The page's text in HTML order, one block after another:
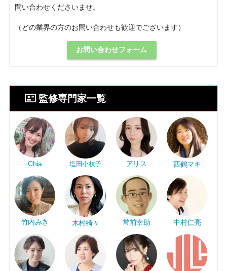
問い合わせくださいませ。
（どの業界の方のお問い合わせも歓迎でございます）
お問い合わせフォーム
監修専門家一覧
Chia 塩田小枝子 アリス 西鶴マキ
竹内みき 木村綺々 常前幸助 中村仁亮